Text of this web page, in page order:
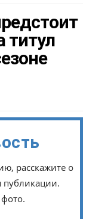
титул
расскажите о
публикации.